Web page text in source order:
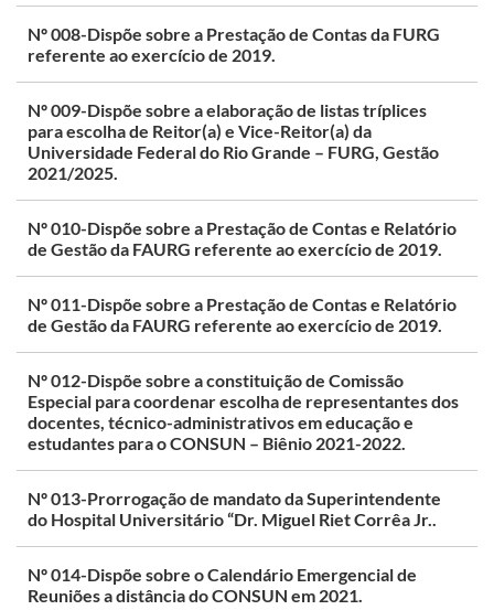
Nº 008-Dispõe sobre a Prestação de Contas da FURG
referente ao exercício de 2019.
Nº 009-Dispõe sobre a elaboração de listas tríplices
para escolha de Reitor(a) e Vice-Reitor(a) da
Universidade Federal do Rio Grande – FURG, Gestão
2021/2025.
Nº 010-Dispõe sobre a Prestação de Contas e Relatório
de Gestão da FAURG referente ao exercício de 2019.
Nº 011-Dispõe sobre a Prestação de Contas e Relatório
de Gestão da FAURG referente ao exercício de 2019.
Nº 012-Dispõe sobre a constituição de Comissão
Especial para coordenar escolha de representantes dos
docentes, técnico-administrativos em educação e
estudantes para o CONSUN – Biênio 2021-2022.
Nº 013-Prorrogação de mandato da Superintendente
do Hospital Universitário “Dr. Miguel Riet Corrêa Jr..
Nº 014-Dispõe sobre o Calendário Emergencial de
Reuniões a distância do CONSUN em 2021.